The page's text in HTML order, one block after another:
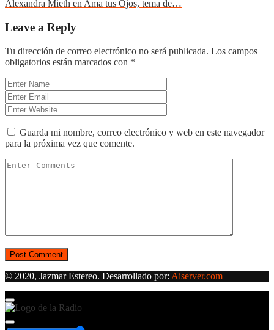
Alexandra Mieth en Ama tus Ojos, tema de…
Leave a Reply
Tu dirección de correo electrónico no será publicada. Los campos
obligatorios están marcados con *
Guarda mi nombre, correo electrónico y web en este navegador
para la próxima vez que comente.
© 2020, Jazmar Estereo. Desarrollado por: Aiserver.com